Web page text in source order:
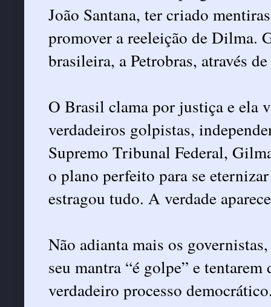
João Santana, ter criado
promover a reeleição de Dilma.
brasileira, a Petrobras, através
O Brasil clama por justiça e ela
verdadeiros golpistas,
Supremo Tribunal Federal,
o plano perfeito para se
estragou tudo. A verdade
Não adianta mais os
seu mantra “é golpe” e
verdadeiro processo